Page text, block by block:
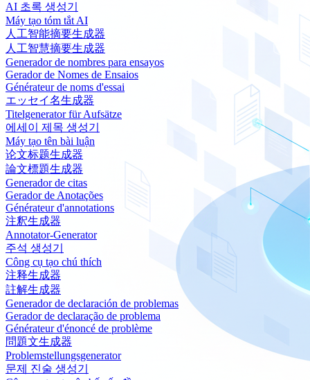
AI 초록 생성기
Máy tạo tóm tắt AI
人工智能摘要生成器
人工智慧摘要生成器
Generador de nombres para ensayos
Gerador de Nomes de Ensaios
Générateur de noms d'essai
エッセイ名生成器
Titelgenerator für Aufsätze
에세이 제목 생성기
Máy tạo tên bài luận
论文标题生成器
論文標題生成器
Generador de citas
Gerador de Anotações
Générateur d'annotations
注釈生成器
Annotator-Generator
주석 생성기
Công cụ tạo chú thích
注释生成器
註解生成器
Generador de declaración de problemas
Gerador de declaração de problema
Générateur d'énoncé de problème
問題文生成器
Problemstellungsgenerator
문제 진술 생성기